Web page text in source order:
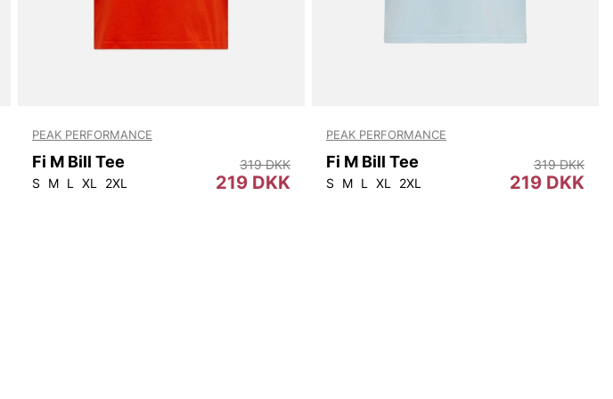
PEAK PERFORMANCE
Fi M Bill Tee
S M L XL 2XL 219 DKK
319 DKK
PEAK PERFORMANCE
Fi M Bill Tee
S M L XL 2XL 219 DKK
319 DKK